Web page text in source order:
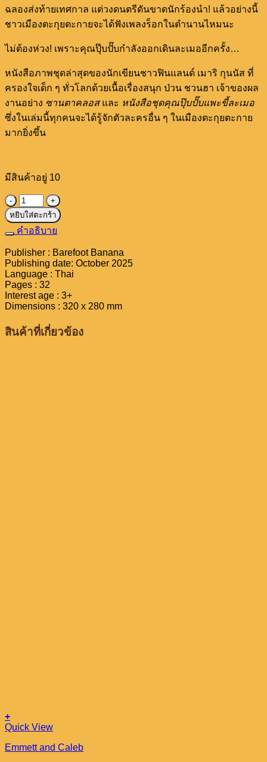
ฉลองส่งท้ายเทศกาล แต่วงดนตรีดันขาดนักร้องนำ! แล้วอย่างนี้
ชาวเมืองตะกุยตะกายจะได้ฟังเพลงร็อกในตำนานไหมนะ
ไม่ต้องห่วง! เพราะคุณปุ๊บปั๊บกำลังออกเดินละเมออีกครั้ง…
หนังสือภาพชุดล่าสุดของนักเขียนชาวฟินแลนด์ เมาริ กุนนัส ที่
ครองใจเด็ก ๆ ทั่วโลกด้วยเนื้อเรื่องสนุก ป่วน ชวนฮา เจ้าของผล
งานอย่าง ซานตาคลอสและ หนังสือชุดคุณปุ๊บปั๊บแพะขี้ละเมอ
ซึ่งในเล่มนี้ทุกคนจะได้รู้จักตัวละครอื่น ๆ ในเมืองตะกุยตะกาย
มากยิ่งขึ้น
มีสินค้าอยู่ 10
จำนวน
เรื่อง
เล่า
เมือง
ตะกุย
ตะกาย
ตอน
หนู
หยิบใส่ตะกร้า
คำอธิบาย
Publisher : Barefoot Banana
Publishing date: October 2025
Language : Thai
Pages : 32
Interest age : 3+
Dimensions : 320 x 280 mm
สินค้าที่เกี่ยวข้อง
+
Quick View
Emmett and Caleb